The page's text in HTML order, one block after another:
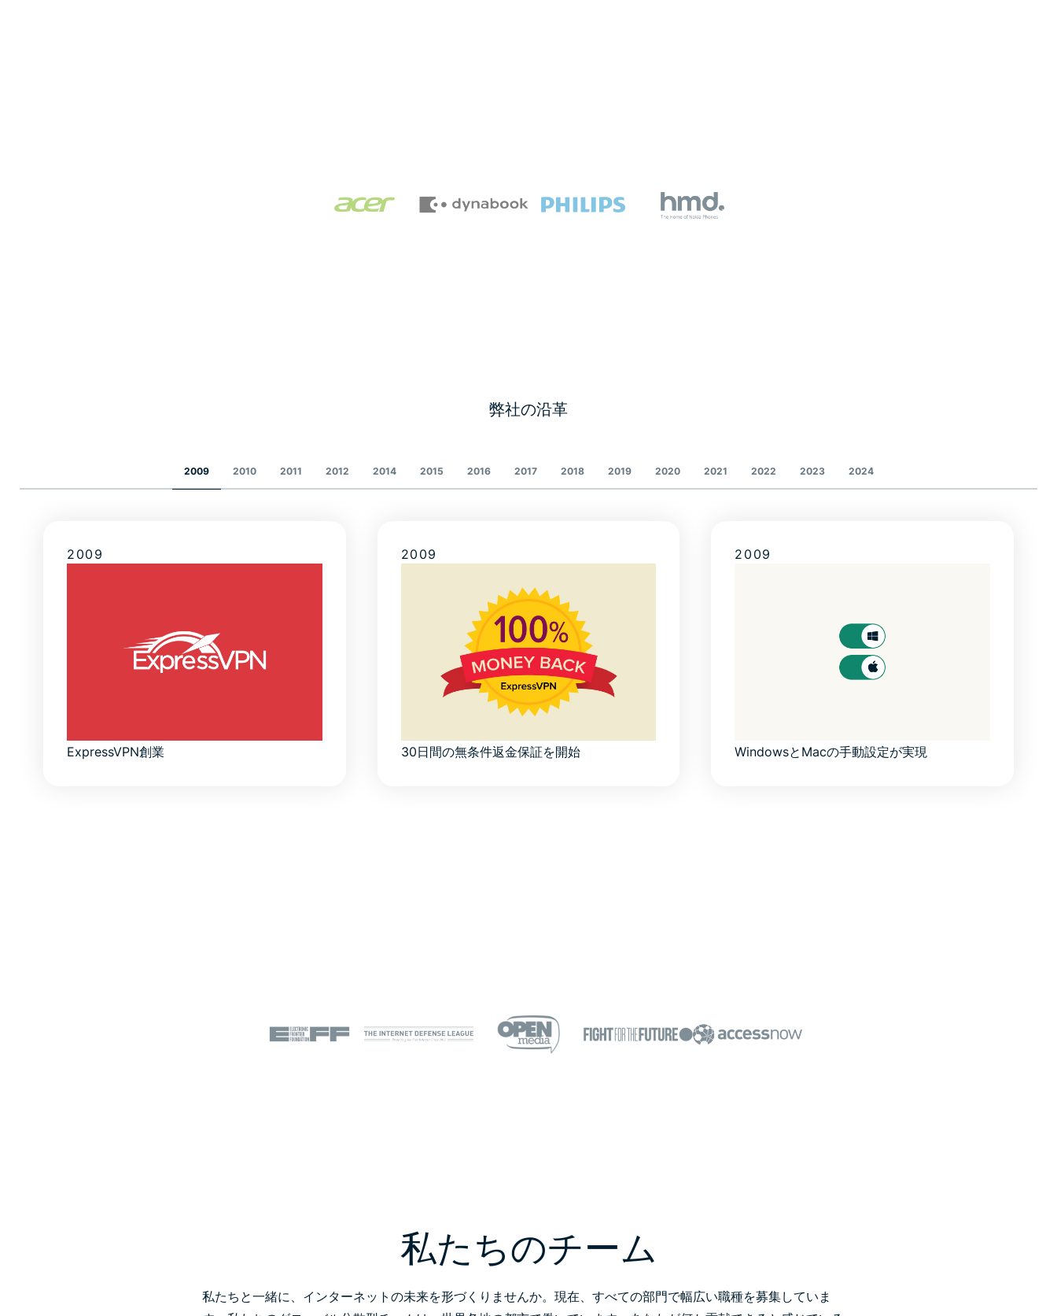
弊社の沿革
2009 2010 2011 2012 2014 2015 2016 2017 2018 2019 2020 2021 2022 2023 2024
2009
ExpressVPN創業
2009
30日間の無条件返金保証を開始
2009
WindowsとMacの手動設定が実現
私たちのチーム
私たちと一緒に、インターネットの未来を形づくりませんか。現在、すべての部門で幅広い職種を募集していま